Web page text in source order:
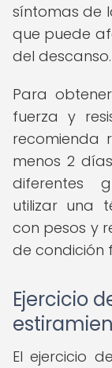
síntomas de
que puede
del descanso.
Para
fuerza y
recomienda
menos 2
diferentes
utilizar una
con pesos y
de condición
Ejercicio
El ejercicio